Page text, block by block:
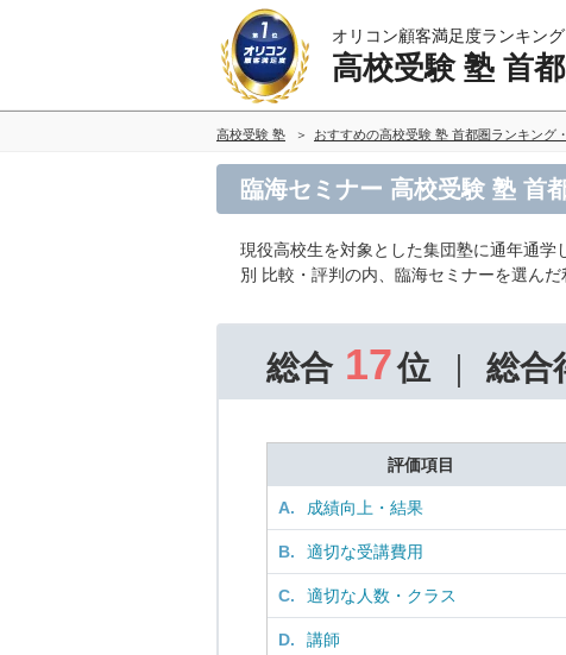
オリコン顧客満足度ランキング
高校受験 塾 首
高校受験 塾 おすすめの高校受験 塾 首都圏ランキング
臨海セミナー 高校受験 塾 首
現役高校生を対象とした集団塾に通年通
別 比較・評判の内、臨海セミナーを選んだ
総合 17位 総合
評価項目
A. 成績向上・結果
B. 適切な受講費用
C. 適切な人数・クラス
D. 講師